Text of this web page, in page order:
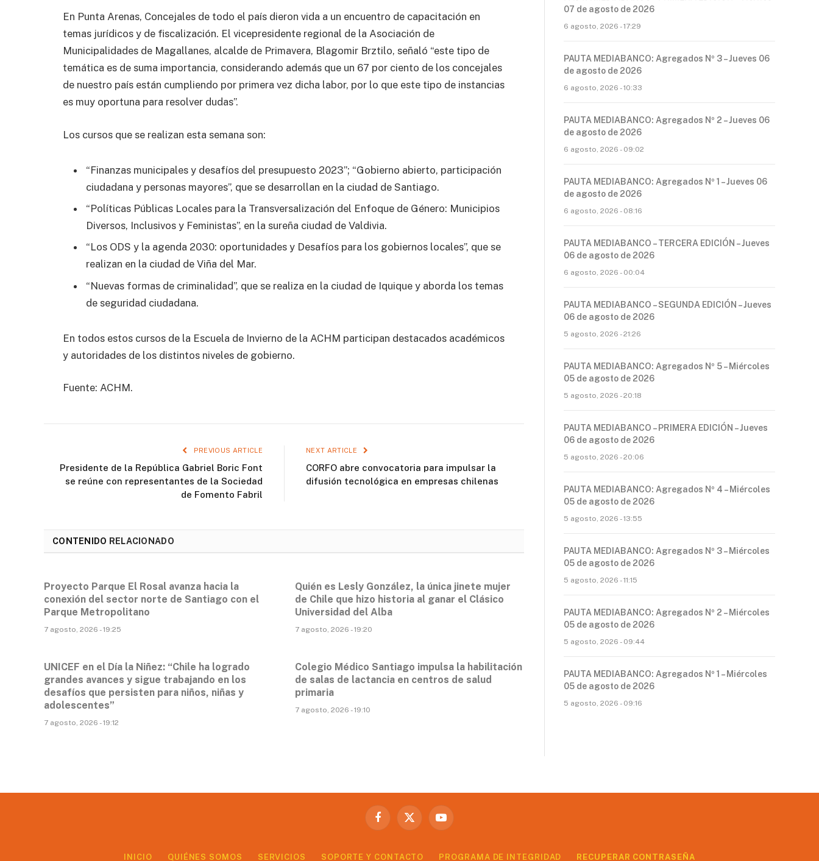
En Punta Arenas, Concejales de todo el país dieron vida a un encuentro de capacitación en
temas jurídicos y de fiscalización. El vicepresidente regional de la Asociación de
Municipalidades de Magallanes, alcalde de Primavera, Blagomir Brztilo, señaló “este tipo de
temática es de suma importancia, considerando además que un 67 por ciento de los concejales
de nuestro país están cumpliendo por primera vez dicha labor, por lo que este tipo de instancias
es muy oportuna para resolver dudas”.
Los cursos que se realizan esta semana son:
“Finanzas municipales y desafíos del presupuesto 2023”; “Gobierno abierto, participación
ciudadana y personas mayores”, que se desarrollan en la ciudad de Santiago.
“Políticas Públicas Locales para la Transversalización del Enfoque de Género: Municipios
Diversos, Inclusivos y Feministas”, en la sureña ciudad de Valdivia.
“Los ODS y la agenda 2030: oportunidades y Desafíos para los gobiernos locales”, que se
realizan en la ciudad de Viña del Mar.
“Nuevas formas de criminalidad”, que se realiza en la ciudad de Iquique y aborda los temas
de seguridad ciudadana.
En todos estos cursos de la Escuela de Invierno de la ACHM participan destacados académicos
y autoridades de los distintos niveles de gobierno.
Fuente: ACHM.
PREVIOUS ARTICLE
Presidente de la República Gabriel Boric Font
se reúne con representantes de la Sociedad
de Fomento Fabril
NEXT ARTICLE
CORFO abre convocatoria para impulsar la
difusión tecnológica en empresas chilenas
CONTENIDO RELACIONADO
Proyecto Parque El Rosal avanza hacia la
conexión del sector norte de Santiago con el
Parque Metropolitano
7 agosto, 2026 - 19:25
Quién es Lesly González, la única jinete mujer
de Chile que hizo historia al ganar el Clásico
Universidad del Alba
7 agosto, 2026 - 19:20
UNICEF en el Día la Niñez: “Chile ha logrado
grandes avances y sigue trabajando en los
desafíos que persisten para niños, niñas y
adolescentes”
7 agosto, 2026 - 19:12
Colegio Médico Santiago impulsa la habilitación
de salas de lactancia en centros de salud
primaria
7 agosto, 2026 - 19:10
07 de agosto de 2026
6 agosto, 2026 - 17:29
PAUTA MEDIABANCO: Agregados Nº 3 – Jueves 06
de agosto de 2026
6 agosto, 2026 - 10:33
PAUTA MEDIABANCO: Agregados Nº 2 – Jueves 06
de agosto de 2026
6 agosto, 2026 - 09:02
PAUTA MEDIABANCO: Agregados Nº 1 – Jueves 06
de agosto de 2026
6 agosto, 2026 - 08:16
PAUTA MEDIABANCO – TERCERA EDICIÓN – Jueves
06 de agosto de 2026
6 agosto, 2026 - 00:04
PAUTA MEDIABANCO – SEGUNDA EDICIÓN – Jueves
06 de agosto de 2026
5 agosto, 2026 - 21:26
PAUTA MEDIABANCO: Agregados Nº 5 – Miércoles
05 de agosto de 2026
5 agosto, 2026 - 20:18
PAUTA MEDIABANCO – PRIMERA EDICIÓN – Jueves
06 de agosto de 2026
5 agosto, 2026 - 20:06
PAUTA MEDIABANCO: Agregados Nº 4 – Miércoles
05 de agosto de 2026
5 agosto, 2026 - 13:55
PAUTA MEDIABANCO: Agregados Nº 3 – Miércoles
05 de agosto de 2026
5 agosto, 2026 - 11:15
PAUTA MEDIABANCO: Agregados Nº 2 – Miércoles
05 de agosto de 2026
5 agosto, 2026 - 09:44
PAUTA MEDIABANCO: Agregados Nº 1 – Miércoles
05 de agosto de 2026
5 agosto, 2026 - 09:16
Facebook
X
YouTube
INICIO QUIÉNES SOMOS SERVICIOS SOPORTE Y CONTACTO PROGRAMA DE INTEGRIDAD RECUPERAR CONTRASEÑA